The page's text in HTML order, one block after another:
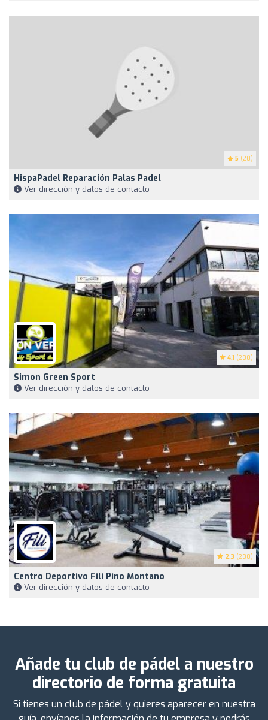
5 (20)
HispaPadel Reparación Palas Padel
Ver dirección y datos de contacto
4.1 (200)
Simon Green Sport
Ver dirección y datos de contacto
2.3 (200)
Centro Deportivo Fili Pino Montano
Ver dirección y datos de contacto
Añade tu club de pádel a nuestro
directorio de forma gratuita
Si tienes un club de pádel y quieres aparecer en nuestra